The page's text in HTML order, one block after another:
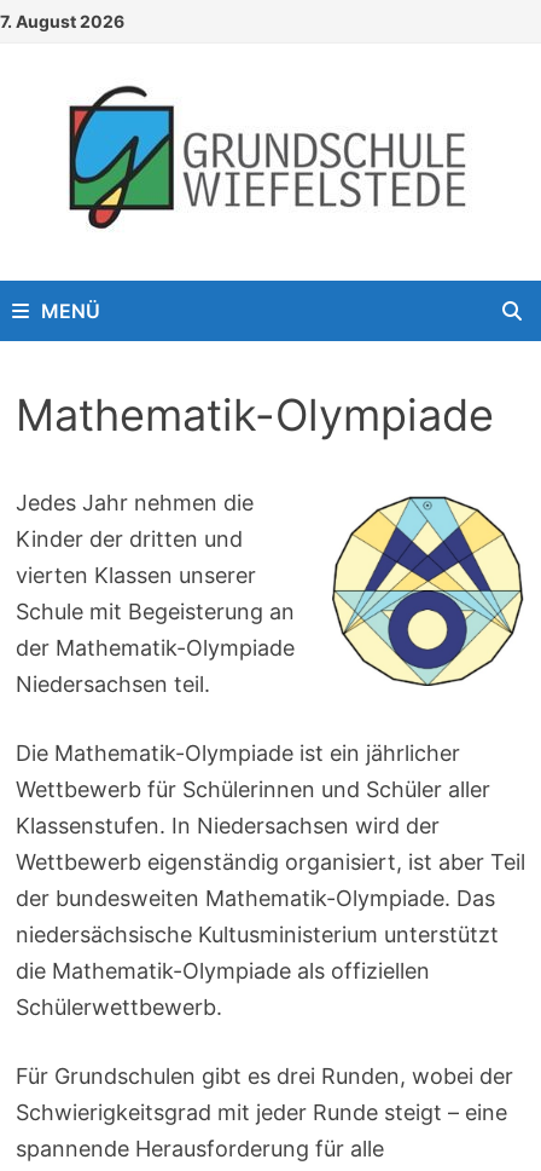
Zum
7. August 2026
MENÜ
Mathematik-Olympiade
Jedes Jahr nehmen die
Kinder der dritten und
vierten Klassen unserer
Schule mit Begeisterung an
der Mathematik-Olympiade
Niedersachsen teil.
Die Mathematik-Olympiade ist ein jährlicher
Wettbewerb für Schülerinnen und Schüler aller
Klassenstufen. In Niedersachsen wird der
Wettbewerb eigenständig organisiert, ist aber Teil
der bundesweiten Mathematik-Olympiade. Das
niedersächsische Kultusministerium unterstützt
die Mathematik-Olympiade als offiziellen
Schülerwettbewerb.
Für Grundschulen gibt es drei Runden, wobei der
Schwierigkeitsgrad mit jeder Runde steigt – eine
spannende Herausforderung für alle